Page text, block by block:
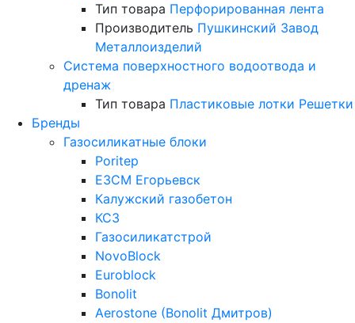
Тип товара Перфорированная лента
Производитель Пушкинский Завод
Металлоизделий
Система поверхностного водоотвода и
дренаж
Тип товара Пластиковые лотки Решетки
Бренды
Газосиликатные блоки
Poritep
ЕЗСМ Егорьевск
Калужский газобетон
КСЗ
Газосиликатстрой
NovoBlock
Euroblock
Bonolit
Aerostone (Bonolit Дмитров)